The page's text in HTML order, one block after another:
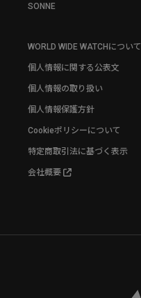
SONNE
WORLD WIDE WATCHについて
個人情報に関する公表文
個人情報の取り扱い
個人情報保護方針
Cookieポリシーについて
特定商取引法に基づく表示
会社概要